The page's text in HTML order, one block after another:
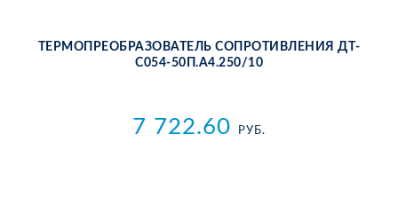
ТЕР­МО­ПРЕ­ОБ­РА­ЗО­ВА­ТЕЛЬ СО­ПРО­ТИВ­ЛЕ­НИЯ ДТ­
С054-50П.А4.250/10
7 722.60 РУБ.